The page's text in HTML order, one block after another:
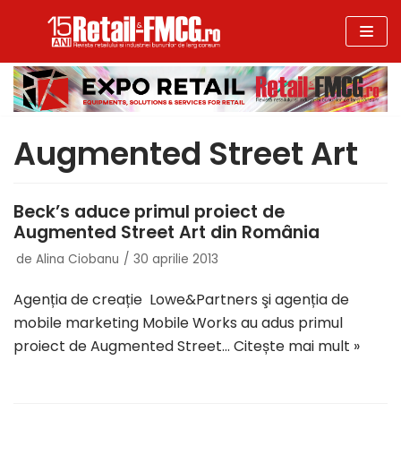
la
conținut
Augmented Street Art
Beck’s aduce primul proiect de
Augmented Street Art din România
de Alina Ciobanu 30 aprilie 2013
Agenția de creație Lowe&Partners şi agenția de
mobile marketing Mobile Works au adus primul
proiect de Augmented Street… Citește mai mult »